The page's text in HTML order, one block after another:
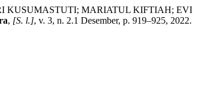
KUSUMASTUTI; MARIATUL KIFTIAH; EVI
, [S. l.], v. 3, n. 2.1 Desember, p. 919–925, 2022.